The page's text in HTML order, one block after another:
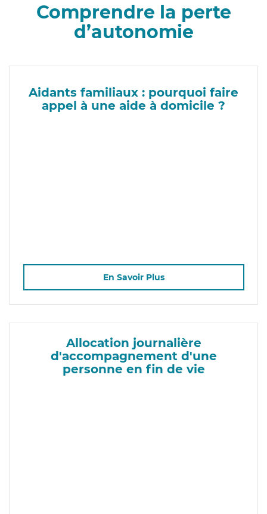
Comprendre la perte
d’autonomie
Aidants familiaux : pourquoi faire
appel à une aide à domicile ?
En Savoir Plus
Allocation journalière
d'accompagnement d'une
personne en fin de vie